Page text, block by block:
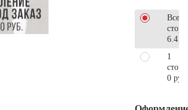
Все
1
0 руб.